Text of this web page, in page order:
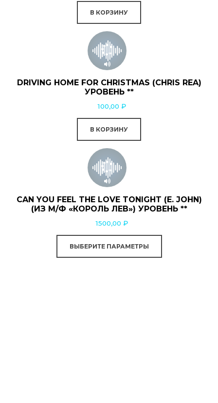
В КОРЗИНУ
DRIVING HOME FOR CHRISTMAS (CHRIS REA)
УРОВЕНЬ **
100,00 ₽
В КОРЗИНУ
CAN YOU FEEL THE LOVE TONIGHT (E. JOHN)
(ИЗ М/Ф «КОРОЛЬ ЛЕВ») УРОВЕНЬ **
1500,00 ₽
ВЫБЕРИТЕ ПАРАМЕТРЫ
вариаций.